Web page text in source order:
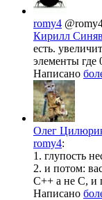
romy4
Кирилл
есть.
элементы где
Написано
Олег
romy4:
1. глупость
2. и потом:
C++ а не C, и
Написано